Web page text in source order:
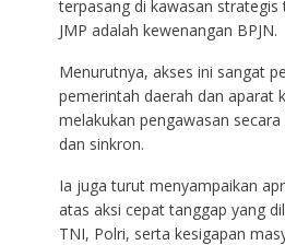
terpasang di kawasan strategis
JMP adalah kewenangan BPJN.
Menurutnya, akses ini sangat
pemerintah daerah dan aparat
melakukan pengawasan
dan sinkron.
Ia juga turut menyampaikan
atas aksi cepat tanggap yang
TNI, Polri, serta kesigapan